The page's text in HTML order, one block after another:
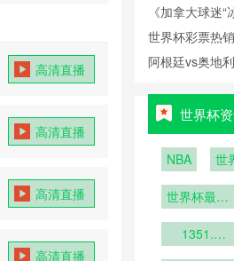
高清直播
高清直播
高清直播
高清直播
《加拿大球迷
毯+冰酒，体验
世界杯彩票热
阿根廷vs奥地
世界杯
NBA 世
世界杯最后
将上演：波
1351.
2026年世